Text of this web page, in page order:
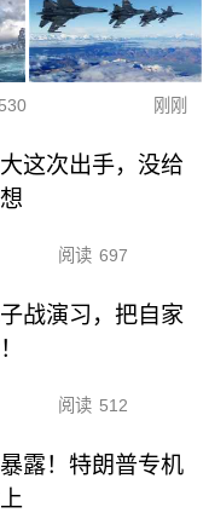
530 刚刚
这次出手，没给
阅读 697
战演习，把自家
阅读 512
露！特朗普专机